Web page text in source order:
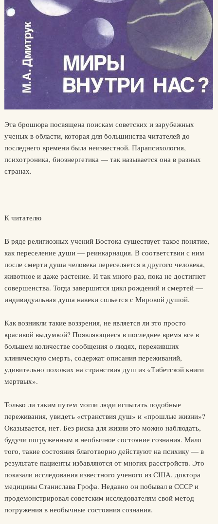
Эта брошюра посвящена поискам советских и зарубежных
ученых в области, которая для большинства читателей до
последнего времени была неизвестной. Парапсихология,
психотроника, биоэнергетика — так называется она в разных
странах.
К читателю
В ряде религиозных учений Востока существует такое понятие,
как переселение души — реинкарнация. В соответствии с ним
после смерти душа человека переселяется в другого человека,
животное и даже растение. И так много раз, пока не достигнет
совершенства. Тогда завершится цикл рождений и смертей —
индивидуальная душа навеки сольется с Мировой душой.
Как возникли такие воззрения, не является ли это просто
красивой выдумкой? Появляющиеся в последнее время все в
большем количестве сообщения о людях, переживших
клиническую смерть, содержат описания переживаний,
удивительно похожих на странствия душ из «Тибетской книги
мертвых».
Только ли таким путем могли люди испытать подобные
переживания, увидеть «странствия душ» и «прошлые жизни»?
Оказывается, нет. Без риска для жизни это можно наблюдать,
будучи погруженным в необычное состояние сознания. Мало
того, такие состояния благотворно действуют на психику — в
результате пациенты избавляются от многих расстройств. Это
показали исследования известного ученого из США, доктора
медицины Станислава Грофа. Недавно он побывал в СССР и
продемонстрировал советским исследователям свой метод
погружения в необычные состояния сознания.